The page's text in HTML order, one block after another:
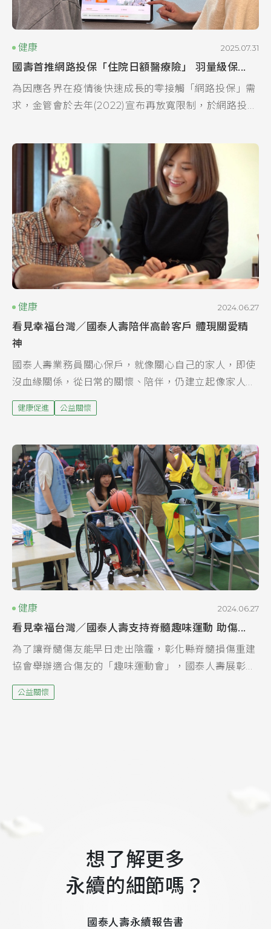
健康 2025.07.31
國壽首推網路投保「住院日額醫療險」 羽量級保...
為因應各界在疫情後快速成長的零接觸「網路投保」需
求，金管會於去年(2022)宣布再放寬限制，於網路投保
健康 2024.06.27
看見幸福台灣／國泰人壽陪伴高齡客戶 體現關愛精
神
國泰人壽業務員關心保戶，就像關心自己的家人，即使
沒血緣關係，從日常的關懷、陪伴，仍建立起像家人般
緊密的情感。國泰人壽/提供 許多年輕人為了找尋更多
工作機會，選擇到大城市打拚，聚少離多導致異鄉遊
健康促進 公益關懷
健康 2024.06.27
看見幸福台灣／國泰人壽支持脊髓趣味運動 助傷...
為了讓脊髓傷友能早日走出陰霾，彰化縣脊髓損傷重建
協會舉辦適合傷友的「趣味運動會」，國泰人壽展彰美
通訊處幫忙募集經費，並協助活動計分、擔任關主等，
給予傷友鼓勵與支持。國泰人壽/提供 脊髓損傷有九
公益關懷
想了解更多
永續的細節嗎？
國泰人壽永續報告書